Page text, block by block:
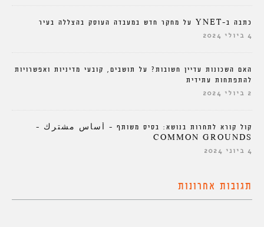
כתבה ב-YNET על מחקר חדש במעבדה העוסק בהצללה בעיר
4 ביולי 2024
האם השכונות עדיין חשובות? על תושבים, קובעי מדיניות ואפשרויות
להתפתחות עתידית
2 ביולי 2024
קול קורא לתחרות בנושא: בסיס משותף – أساس مشترك –
COMMON GROUNDS
4 ביוני 2024
תגובות אחרונות